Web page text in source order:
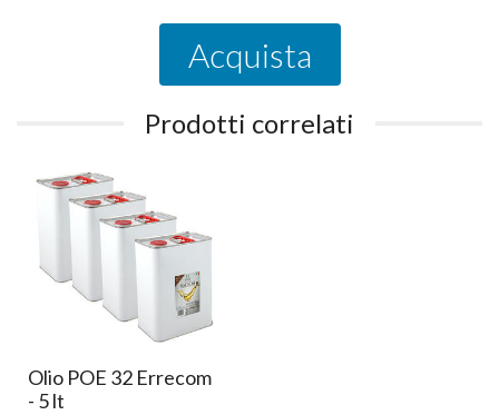
Acquista
Prodotti correlati
Olio POE 32 Errecom
- 5 lt